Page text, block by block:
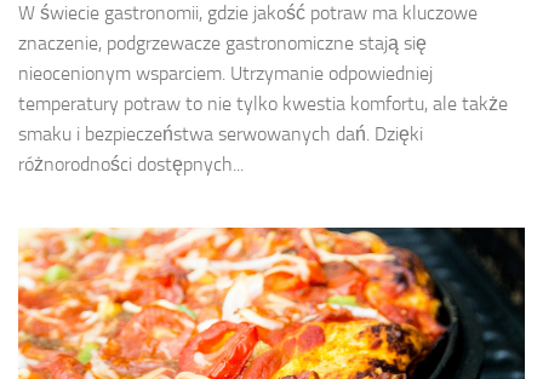
W świecie gastronomii, gdzie jakość potraw ma kluczowe
znaczenie, podgrzewacze gastronomiczne stają się
nieocenionym wsparciem. Utrzymanie odpowiedniej
temperatury potraw to nie tylko kwestia komfortu, ale także
smaku i bezpieczeństwa serwowanych dań. Dzięki
różnorodności dostępnych...